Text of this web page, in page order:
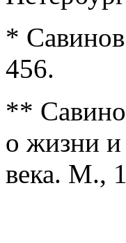
*
456.
**
о жизни и
века. М.,